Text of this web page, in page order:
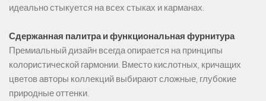
идеально стыкуется на всех стыках и карманах.
Сдержанная палитра и функциональная фурнитура
Премиальный дизайн всегда опирается на принципы
колористической гармонии. Вместо кислотных, кричащих
цветов авторы коллекций выбирают сложные, глубокие
природные оттенки.